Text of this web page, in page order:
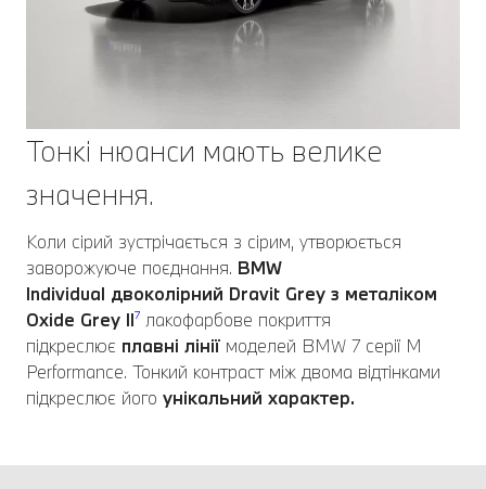
Тонкі нюанси мають велике
значення.
Коли сірий зустрічається з сірим, утворюється
заворожуюче поєднання. BMW
Individual двоколірний Dravit Grey з металіком
Oxide Grey II⁷ лакофарбове покриття
підкреслює плавні лінії моделей BMW 7 серії M
Performance. Тонкий контраст між двома відтінками
підкреслює його унікальний характер.